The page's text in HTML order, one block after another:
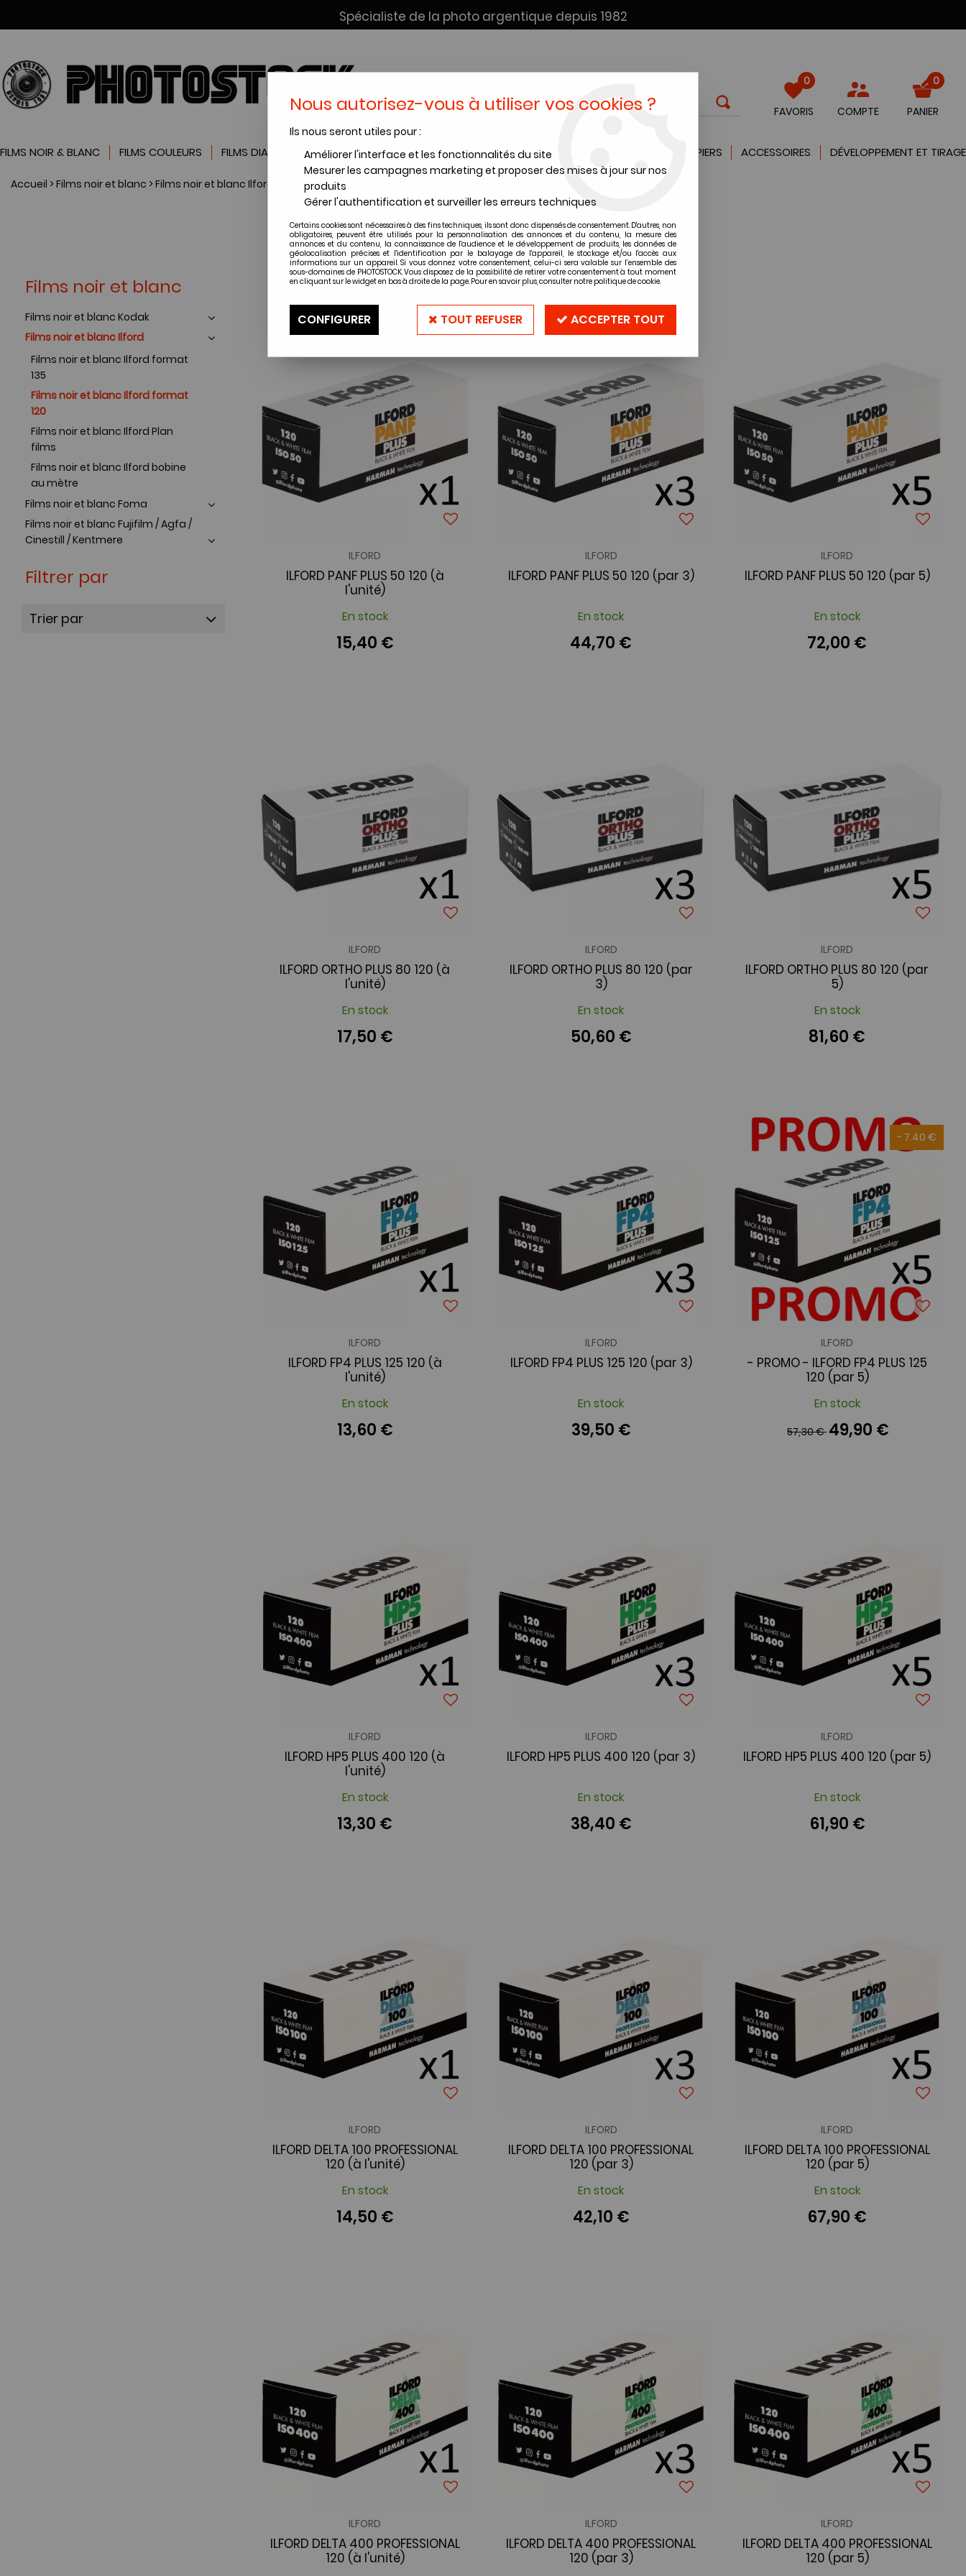
Spécialiste de la photo argentique depuis 1982
0
FAVORIS COMPTE
0
PANIER
FILMS NOIR & BLANC FILMS COULEURS FILMS DIAPOSITIVES SERVICE DÉV. + SCAN INSTANTANÉS PAPIERS ACCESSOIRES DÉVELOPPEMENT ET TIRAGE
Accueil >Films noir et blanc >Films noir et blanc Ilford Films noir et blanc Ilford format 120
Films noir et blanc Ilford format 120
Films noir et blanc
Films noir et blanc Kodak
Films noir et blanc Ilford
Films noir et blanc Ilford format
135
Films noir et blanc Ilford format
120
Films noir et blanc Ilford Plan
films
Films noir et blanc Ilford bobine
au mètre
Films noir et blanc Foma
Films noir et blanc Fujifilm / Agfa /
Cinestill / Kentmere
Filtrer par
Trier par
30 articles sur30
ILFORD
ILFORD PANF PLUS 50 120 (à
l'unité)
En stock
15,40 €
ILFORD
ILFORD PANF PLUS 50 120 (par 3)
En stock
44,70 €
ILFORD
ILFORD PANF PLUS 50 120 (par 5)
En stock
72,00 €
ILFORD
ILFORD ORTHO PLUS 80 120 (à
l'unité)
En stock
17,50 €
ILFORD
ILFORD ORTHO PLUS 80 120 (par
3)
En stock
50,60 €
ILFORD
ILFORD ORTHO PLUS 80 120 (par
5)
En stock
81,60 €
ILFORD
ILFORD FP4 PLUS 125 120 (à
l'unité)
En stock
13,60 €
ILFORD
ILFORD FP4 PLUS 125 120 (par 3)
En stock
39,50 €
- 7.40 €
ILFORD
- PROMO - ILFORD FP4 PLUS 125
120 (par 5)
En stock
57,30 €49,90 €
ILFORD
ILFORD HP5 PLUS 400 120 (à
l'unité)
En stock
13,30 €
ILFORD
ILFORD HP5 PLUS 400 120 (par 3)
En stock
38,40 €
ILFORD
ILFORD HP5 PLUS 400 120 (par 5)
En stock
61,90 €
ILFORD
ILFORD DELTA 100 PROFESSIONAL
120 (à l'unité)
En stock
14,50 €
ILFORD
ILFORD DELTA 100 PROFESSIONAL
120 (par 3)
En stock
42,10 €
ILFORD
ILFORD DELTA 100 PROFESSIONAL
120 (par 5)
En stock
67,90 €
ILFORD
ILFORD DELTA 400 PROFESSIONAL
120 (à l'unité)
ILFORD
ILFORD DELTA 400 PROFESSIONAL
120 (par 3)
ILFORD
ILFORD DELTA 400 PROFESSIONAL
120 (par 5)
Nous autorisez-vous à utiliser vos cookies ?
Ils nous seront utiles pour :
Améliorer l'interface et les fonctionnalités du site
Mesurer les campagnes marketing et proposer des mises à jour sur nos
produits
Gérer l'authentification et surveiller les erreurs techniques
Certains cookies sont nécessaires à des fins techniques, ils sont donc dispensés de consentement. D'autres, non
obligatoires, peuvent être utilisés pour la personnalisation des annonces et du contenu, la mesure des
annonces et du contenu, la connaissance de l'audience et le développement de produits, les données de
géolocalisation précises et l'identification par le balayage de l'appareil, le stockage et/ou l'accès aux
informations sur un appareil. Si vous donnez votre consentement, celui-ci sera valable sur l’ensemble des
sous-domaines de PHOTOSTOCK. Vous disposez de la possibilité de retirer votre consentement à tout moment
en cliquant sur le widget en bas à droite de la page. Pour en savoir plus, consulter notre politique de cookie.
CONFIGURER TOUT REFUSER ACCEPTER TOUT